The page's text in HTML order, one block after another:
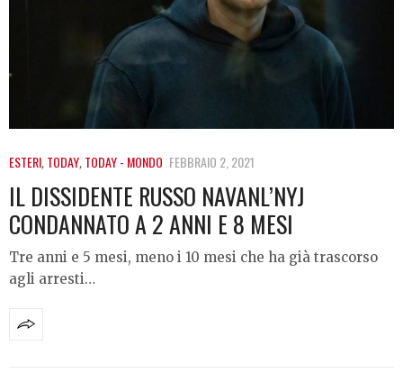
ESTERI,TODAY,TODAY - MONDO FEBBRAIO 2, 2021
IL DISSIDENTE RUSSO NAVANL’NYJ
CONDANNATO A 2 ANNI E 8 MESI
Tre anni e 5 mesi, meno i 10 mesi che ha già trascorso
agli arresti…